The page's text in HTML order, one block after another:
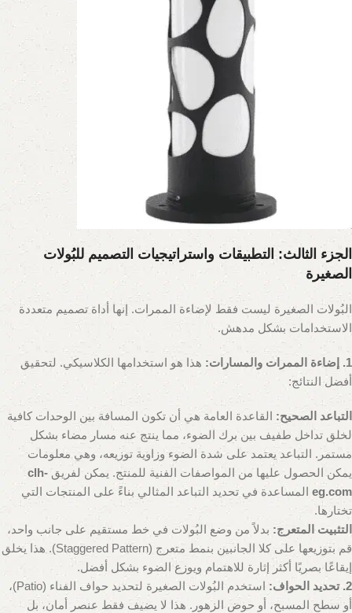
الجزء الثالث: التطبيقات واستراتيجيات التصميم للبُولات
الصغيرة
البُولات الصغيرة ليست فقط لإضاءة الممرات. إنها أداة تصميم متعددة
الاستخدامات بشكل مدهش.
1. إضاءة الممرات والمسارات:
هذا هو استخدامها الكلاسيكي. لتحقيق
أفضل النتائج:
التباعد الصحيح: القاعدة العامة هي أن تكون المسافة بين الوحدات كافية
لخلق تداخل طفيف بين برك الضوء، مما ينتج عنه مسار مضاء بشكل
مستمر. التباعد يعتمد على شدة الضوء وزاوية توزيعه، وهي معلومات
يمكن الحصول عليها من المواصفات الفنية للمنتج. يمكن لفريق clh-
eg.com المساعدة في تحديد التباعد المثالي بناءً على المنتجات التي
تختارها.
التثبيت المتعرج: بدلاً من وضع البُولات في خط مستقيم على جانب واحد،
قم بتوزيعها على كلا الجانبين بنمط متعرج (Staggered Pattern). هذا يخلق
إيقاعًا بصريًا أكثر إثارة للاهتمام ويوزع الضوء بشكل أفضل.
2. تحديد الحواف:
استخدم البُولات الصغيرة لتحديد حواف الفناء (Patio)،
أو سطح المسبح، أو حوض الزهور. هذا لا يضيف فقط عنصر أمان، بل